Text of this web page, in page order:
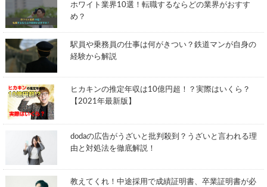
ホワイト業界10選！転職するならどの業界がおすす
め？
駅員や乗務員の仕事は何がきつい？鉄道マンが自身の
経験から解説
ヒカキンの推定年収は10億円超！？実際はいくら？
【2021年最新版】
dodaの広告がうざいと批判殺到？うざいと言われる理
由と対処法を徹底解説！
教えてくれ！中途採用で成績証明書、卒業証明書が必